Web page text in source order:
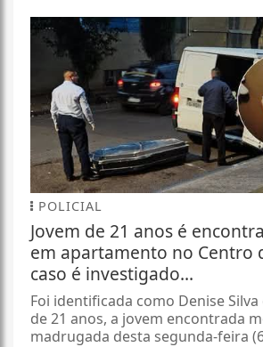
POLICIAL
Jovem de 21 anos é
em apartamento no Centro
caso é investigado...
Foi identificada como Denise
de 21 anos, a jovem encontrada
madrugada desta segunda-feira